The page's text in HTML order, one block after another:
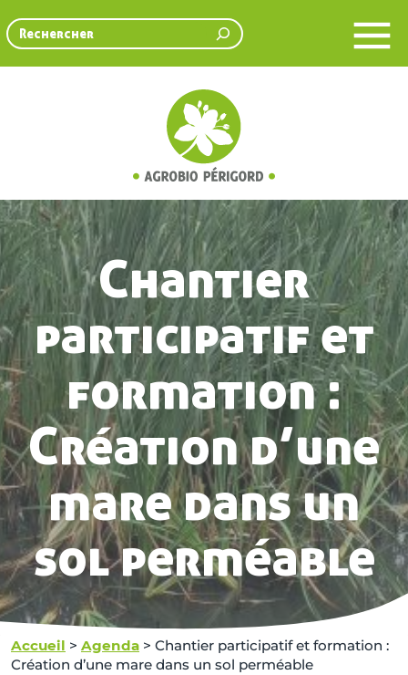
Rechercher
Chantier
participatif et
formation :
Création d’une
mare dans un
sol perméable
Accueil > Agenda > Chantier participatif et formation :
Création d’une mare dans un sol perméable